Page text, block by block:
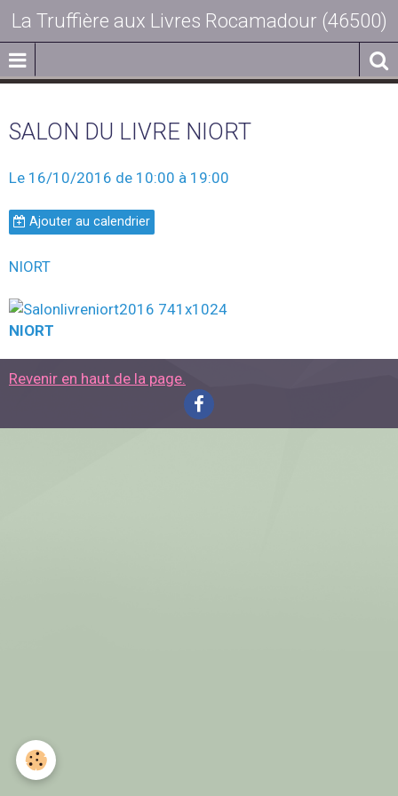
La Truffière aux Livres Rocamadour (46500)
SALON DU LIVRE NIORT
Le 16/10/2016 de 10:00 à 19:00
Ajouter au calendrier
NIORT
NIORT
Revenir en haut de la page.